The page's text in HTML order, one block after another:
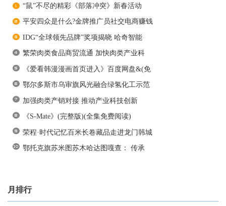
“鼠”不尽的精彩《部落冲突》新春活动
平安四众是什么?金牌推广员社交电商赚钱
IDG“全球领先品牌”奖项揭晓 哈奇智能
繁荣肉类食品商贸流通 加快肉类产业科
《爱看韩漫漫画首页进入》百度网盘&(免
鄂尔多斯市乌审旗风光融合绿氢化工示范
加强肉类产销对接 推动产业科技创新
《S-Mate》(完整版)(全集免费阅读)
荣程·时代记忆百米长卷藏品走进龙门韩城
鄂托克旗苏米图苏木哈达图嘎查： 传承
月排行